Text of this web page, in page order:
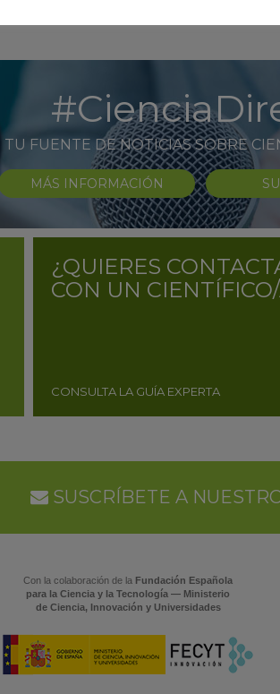
TU FUENTE DE NOTICIAS SOBRE
MÁS INFORMACIÓN
¿QUIERES
CON UN
CONSULTA LA GUÍA EXPERTA
SUSCRÍBETE A
Con la colaboración de la Fundación Española
para la Ciencia y la Tecnología — Ministerio
de Ciencia, Innovación y Universidades